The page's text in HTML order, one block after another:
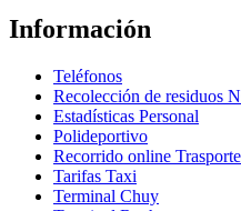
Información
Teléfonos
Recolección de residuos
Estadísticas Personal
Polideportivo
Recorrido online
Tarifas Taxi
Terminal Chuy